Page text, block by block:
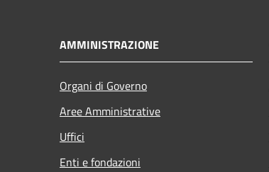
AMMINISTRAZIONE
Organi di Governo
Aree Amministrative
Uffici
Enti e fondazioni